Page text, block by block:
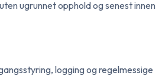
ugrunnet opphold og senest innen
logging og regelmessige